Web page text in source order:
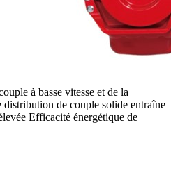
à basse vitesse et de la
de couple solide entraîne
Efficacité énergétique de